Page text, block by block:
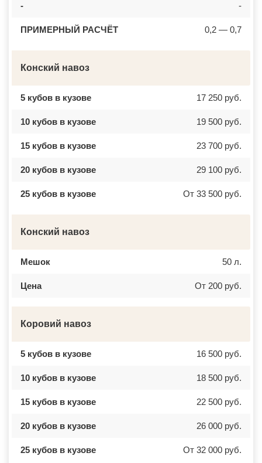
- -
ПРИМЕРНЫЙ РАСЧЁТ 0,2 — 0,7
Конский навоз
5 кубов в кузове 17 250 руб.
10 кубов в кузове 19 500 руб.
15 кубов в кузове 23 700 руб.
20 кубов в кузове 29 100 руб.
25 кубов в кузове От 33 500 руб.
Конский навоз
Мешок 50 л.
Цена От 200 руб.
Коровий навоз
5 кубов в кузове 16 500 руб.
10 кубов в кузове 18 500 руб.
15 кубов в кузове 22 500 руб.
20 кубов в кузове 26 000 руб.
25 кубов в кузове От 32 000 руб.